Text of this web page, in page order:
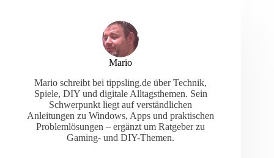
Mario
Mario schreibt bei tippsling.de über Technik,
Spiele, DIY und digitale Alltagsthemen. Sein
Schwerpunkt liegt auf verständlichen
Anleitungen zu Windows, Apps und praktischen
Problemlösungen – ergänzt um Ratgeber zu
Gaming- und DIY-Themen.